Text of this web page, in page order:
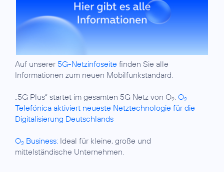
Auf unserer 5G-Netzinfoseite finden Sie alle
Informationen zum neuen Mobilfunkstandard.
„5G Plus“ startet im gesamten 5G Netz von O2: O2
Telefónica aktiviert neueste Netztechnologie für die
Digitalisierung Deutschlands
O2 Business: Ideal für kleine, große und
mittelständische Unternehmen.